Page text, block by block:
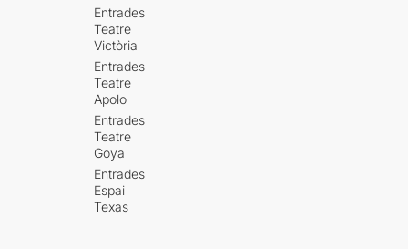
Entrades
Teatre
Victòria
Entrades
Teatre
Apolo
Entrades
Teatre
Goya
Entrades
Espai
Texas